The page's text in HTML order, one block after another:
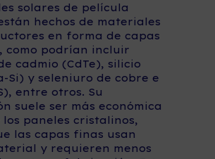
solares de película
hechos de materiales
en forma de capas
como podrían incluir
cadmio (CdTe), silicio
Si) y seleniuro de cobre e
entre otros. Su
suele ser más económica
los paneles cristalinos,
las capas finas usan
y requieren menos